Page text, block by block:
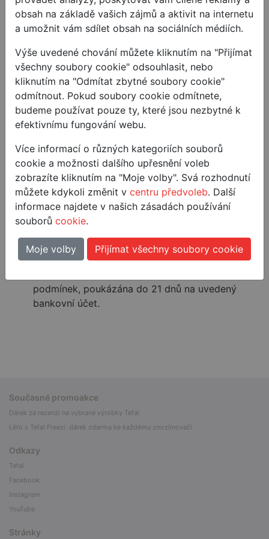
to s datem poštovního razítka nejpozději do 100
dnů od nákupu.
Do krabice nám prosím vložte buď vytištěný
potvrzovací mail, nebo alespoň lístek s Vaším
jménem, příjmením a mailem nebo telefonem,
abychom si výrobek dokázali spárovat s vaší
registrací.
Výrobek lze vrátit pouze nepoškozený, v
původním obalu, se všemi doplňky, dárky k
nákupu a s originálem účtenky.
Doporučujeme zákazníkům zásilku s výrobkem
pojistit. Poštovné hradí účastník, vrácený
výrobek nelze poslat na dobírku.
Výrobek nelze vrátit na prodejně.
Cena výrobku uvedená na prodejním dokladu
podmínek, poukázána do 21 dnů na uvedený
bankovní účet.
Současné promoakce
Dárek za recenzi na vybrané výrobky Tefal
Léto s Tefal Freezi: dárek zdarma ke každému zmrzlinovači
Odkazy
Tefal
Facebook
Instagram
YouTube
Stránky
obsah na základě vašich zájmů a aktivit na internetu
a umožnit vám sdílet obsah na sociálních médiích.
Výše uvedené chování můžete kliknutím na "Přijímat
všechny soubory cookie" odsouhlasit, nebo
kliknutím na "Odmítat zbytné soubory cookie"
odmítnout. Pokud soubory cookie odmítnete,
budeme používat pouze ty, které jsou nezbytné k
efektivnímu fungování webu.
Více informací o různých kategoriích souborů
cookie a možnosti dalšího upřesnění voleb
zobrazíte kliknutím na "Moje volby". Svá rozhodnutí
můžete kdykoli změnit v centru předvoleb. Další
informace najdete v našich zásadách používání
souborů cookie.
Moje volby Přijímat všechny soubory cookie